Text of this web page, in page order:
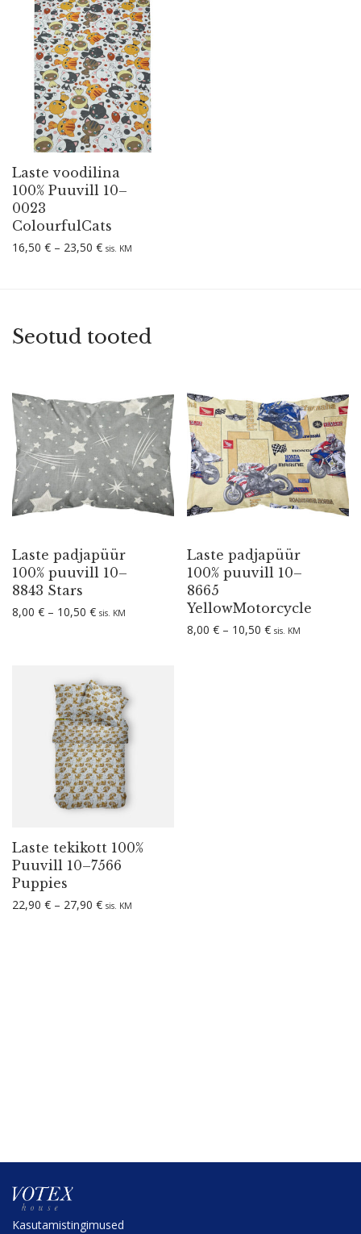
Laste voodilina
100% Puuvill 10–
0023
ColourfulCats
16,50 € – 23,50 €Hinnavahemik: 16,50 € kuni 23,50 €
sis. KM
Seotud tooted
Laste padjapüür
100% puuvill 10–
8843 Stars
8,00 € – 10,50 €Hinnavahemik: 8,00 € kuni 10,50 €
sis. KM
Laste padjapüür
100% puuvill 10–
8665
YellowMotorcycle
8,00 € – 10,50 €Hinnavahemik:
sis. KM
Laste tekikott 100%
Puuvill 10–7566
Puppies
22,90 € – 27,90 €Hinnavahemik: 22,90 € kuni 27,90 €
sis. KM
Kasuta­mis­tin­gi­mused